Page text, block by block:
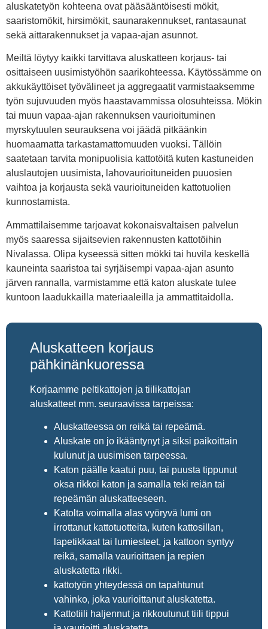
aluskatetyön kohteena ovat pääsääntöisesti mökit,
saaristomökit, hirsimökit, saunarakennukset, rantasaunat
sekä aittarakennukset ja vapaa-ajan asunnot.
Meiltä löytyy kaikki tarvittava aluskatteen korjaus- tai
osittaiseen uusimistyöhön saarikohteessa. Käytössämme on
akkukäyttöiset työvälineet ja aggregaatit varmistaaksemme
työn sujuvuuden myös haastavammissa olosuhteissa. Mökin
tai muun vapaa-ajan rakennuksen vaurioituminen
myrskytuulen seurauksena voi jäädä pitkäänkin
huomaamatta tarkastamattomuuden vuoksi. Tällöin
saatetaan tarvita monipuolisia kattotöitä kuten kastuneiden
aluslautojen uusimista, lahovaurioituneiden puuosien
vaihtoa ja korjausta sekä vaurioituneiden kattotuolien
kunnostamista.
Ammattilaisemme tarjoavat kokonaisvaltaisen palvelun
myös saaressa sijaitsevien rakennusten kattotöihin
Nivalassa. Olipa kyseessä sitten mökki tai huvila keskellä
kauneinta saaristoa tai syrjäisempi vapaa-ajan asunto
järven rannalla, varmistamme että katon aluskate tulee
kuntoon laadukkailla materiaaleilla ja ammattitaidolla.
Aluskatteen korjaus
pähkinänkuoressa
Korjaamme peltikattojen ja tiilikattojan
aluskatteet mm. seuraavissa tarpeissa:
Aluskatteessa on reikä tai repeämä.
Aluskate on jo ikääntynyt ja siksi paikoittain
kulunut ja uusimisen tarpeessa.
Katon päälle kaatui puu, tai puusta tippunut
oksa rikkoi katon ja samalla teki reiän tai
repeämän aluskatteeseen.
Katolta voimalla alas vyöryvä lumi on
irrottanut kattotuotteita, kuten kattosillan,
lapetikkaat tai lumiesteet, ja kattoon syntyy
reikä, samalla vaurioittaen ja repien
aluskatetta rikki.
kattotyön yhteydessä on tapahtunut
vahinko, joka vaurioittanut aluskatetta.
Kattotiili haljennut ja rikkoutunut tiili tippui